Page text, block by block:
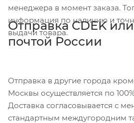
менеджера в момент заказа.
информация по наличию и
выдачи товара.
Отправка CDEK или
почтой России
Отправка в другие города
Москвы осуществляется по
Доставка согласовывается с
стандартным междугородним